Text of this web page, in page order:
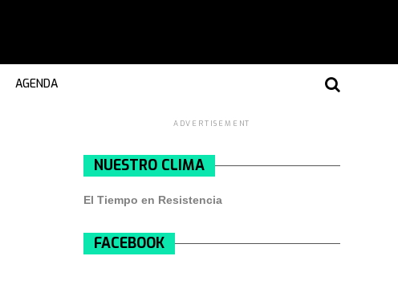
AGENDA
ADVERTISEMENT
NUESTRO CLIMA
El Tiempo en Resistencia
FACEBOOK